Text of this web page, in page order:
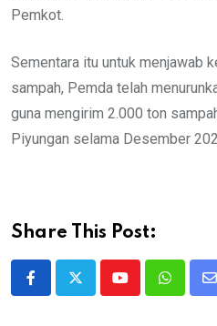
Pemkot.
Sementara itu untuk menjawab
sampah, Pemda telah
guna mengirim 2.000 ton
Piyungan selama Desember
Share This Post:
Youtube